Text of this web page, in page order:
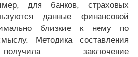
для банков, страховых
данные финансовой
близкие к нему по
Методика составления
заключение